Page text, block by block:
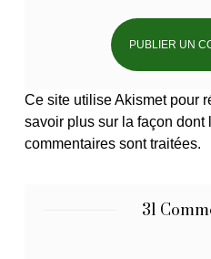
Ce site utilise Akismet pour
savoir plus sur la façon dont
commentaires sont traitées.
31